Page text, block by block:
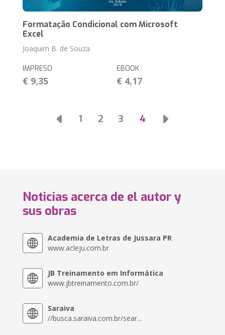
Formatação Condicional com Microsoft
Excel
Joaquim B. de Souza
IMPRESO
€ 9,35
EBOOK
€ 4,17
1 2 3 4
Noticias acerca de el autor y
sus obras
Academia de Letras de Jussara PR
www.acleju.com.br
JB Treinamento em Informática
www.jbtreinamento.com.br/
Saraiva
//busca.saraiva.com.br/sear...